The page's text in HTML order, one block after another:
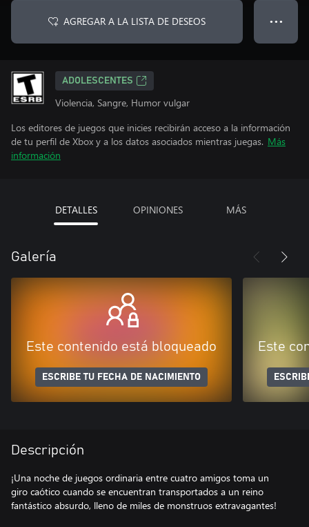
AGREGAR A LA LISTA DE DESEOS ● ● ●
ADOLESCENTES
Violencia, Sangre, Humor vulgar
Los editores de juegos que inicies recibirán acceso a la información
de tu perfil de Xbox y a los datos asociados mientras juegas. Más
información
DETALLES OPINIONES MÁS
Galería
Este contenido está bloqueado
ESCRIBE TU FECHA DE NACIMIENTO
Este
Descripción
¡Una noche de juegos ordinaria entre cuatro amigos toma un
giro caótico cuando se encuentran transportados a un reino
fantástico absurdo, lleno de miles de monstruos extravagantes!